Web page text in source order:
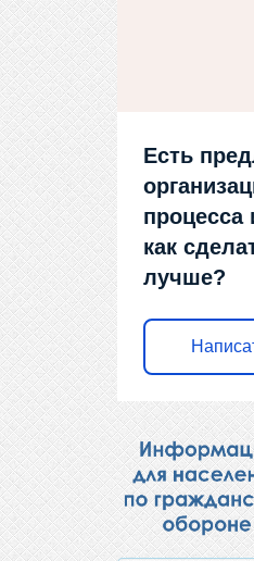
Есть
процесса
как
лучше?